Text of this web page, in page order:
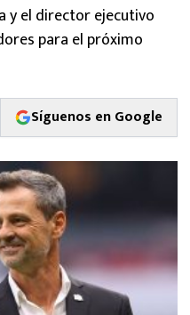
y el director ejecutivo
para el próximo
Síguenos en Google